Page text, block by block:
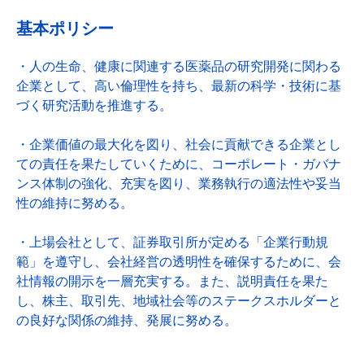
基本ポリシー
・人の生命、健康に関連する医薬品の研究開発に関わる
企業として、高い倫理性を持ち、最新の科学・技術に基
づく研究活動を推進する。
・企業価値の最大化を図り、社会に貢献できる企業とし
ての責任を果たしていくために、コーポレート・ガバナ
ンス体制の強化、充実を図り、業務執行の適法性や妥当
性の維持に努める。
・上場会社として、証券取引所が定める「企業行動規
範」を遵守し、会社経営の透明性を確保するために、会
社情報の開示を一層充実する。また、説明責任を果た
し、株主、取引先、地域社会等のステークスホルダーと
の良好な関係の維持、発展に努める。